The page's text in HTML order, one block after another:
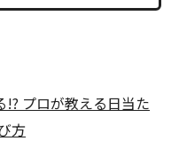
!? プロが教える日当た
方